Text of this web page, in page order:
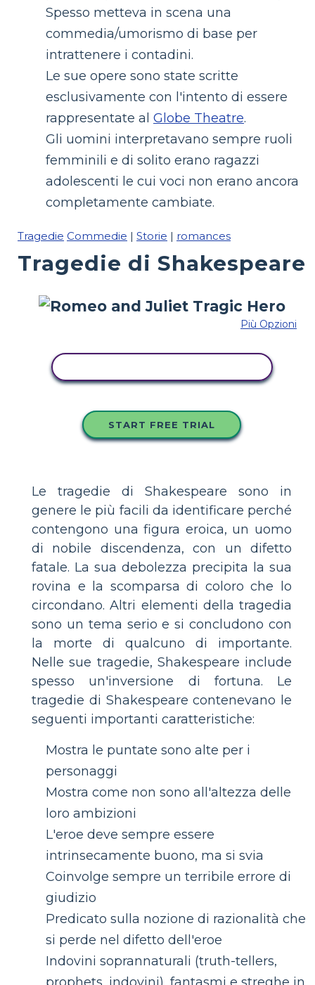
Spesso metteva in scena una
commedia/umorismo di base per
intrattenere i contadini.
Le sue opere sono state scritte
esclusivamente con l'intento di essere
rappresentate al Globe Theatre.
Gli uomini interpretavano sempre ruoli
femminili e di solito erano ragazzi
adolescenti le cui voci non erano ancora
completamente cambiate.
Tragedie Commedie | Storie | romances
Tragedie di Shakespeare
Più Opzioni
START FREE TRIAL
Le tragedie di Shakespeare sono in
genere le più facili da identificare perché
contengono una figura eroica, un uomo
di nobile discendenza, con un difetto
fatale. La sua debolezza precipita la sua
rovina e la scomparsa di coloro che lo
circondano. Altri elementi della tragedia
sono un tema serio e si concludono con
la morte di qualcuno di importante.
Nelle sue tragedie, Shakespeare include
spesso un'inversione di fortuna. Le
tragedie di Shakespeare contenevano le
seguenti importanti caratteristiche:
Mostra le puntate sono alte per i
personaggi
Mostra come non sono all'altezza delle
loro ambizioni
L'eroe deve sempre essere
intrinsecamente buono, ma si svia
Coinvolge sempre un terribile errore di
giudizio
Predicato sulla nozione di razionalità che
si perde nel difetto dell'eroe
Indovini soprannaturali (truth-tellers,